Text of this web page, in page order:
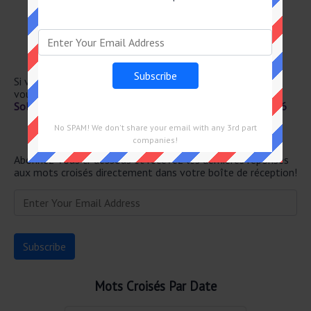
Des travaux
Bataves
Callo– sité au pied
Si vous avez déjà résolu cet indice de mots croisés et que
vous recherchez le message principal, rendez-vous sur
Solution Le Parisien Mots Fléchés Force 2 du 22 Juin 2026
Newsletter
Abonnez-vous ci-dessous et recevez les dernières réponses
aux mots croisés directement dans votre boîte de réception!
Mots Croisés Par Date
No SPAM! We don't share your email with any 3rd part
companies!